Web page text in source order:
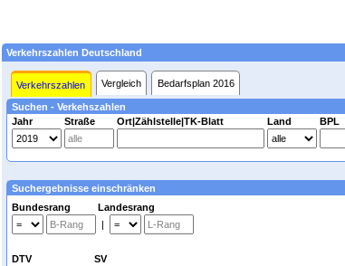
Verkehrszahlen Deutschland
Verkehrszahlen Vergleich Bedarfsplan 2016
Suchen - Verkehszahlen
Jahr
Straße Ort|Zählstelle|TK-Blatt Land BPL
Suchergebnisse einschränken
Bundesrang Landesrang
|
DTV SV